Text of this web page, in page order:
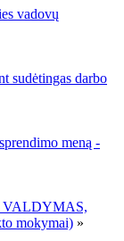
vadovų
sudėtingas darbo
meną -
VALDYMAS,
mokymai) »